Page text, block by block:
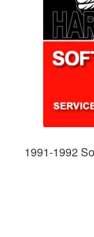
1991-1992